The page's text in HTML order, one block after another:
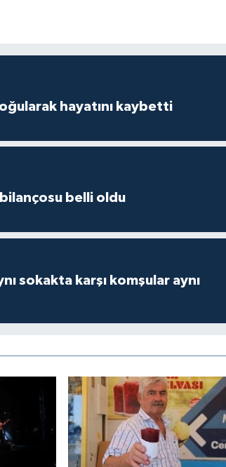
hayatını kaybetti
bilançosu belli oldu
sokakta karşı komşular aynı